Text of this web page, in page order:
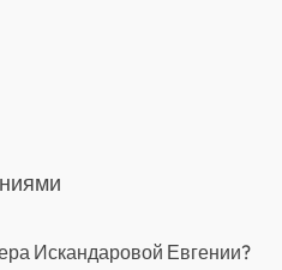
Искандаровой Евгении?